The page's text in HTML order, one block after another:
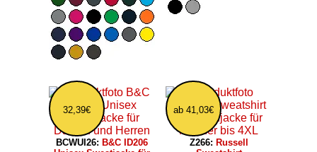
32,39€
BCWUI26: B&C ID206
ab 41,03€
Z266: Russell